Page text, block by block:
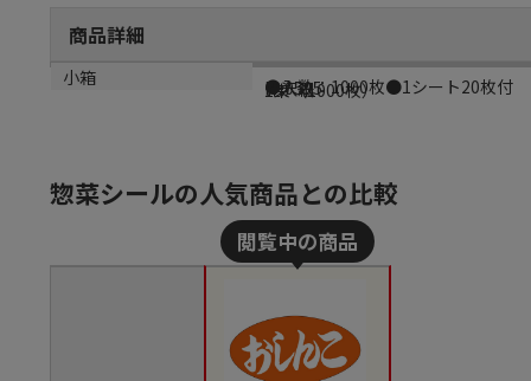
商品詳細
商品説明
●入数：1000枚●1シート20枚付
メーカー品番
M-0595
材質
光沢紙
小箱
1束（1000枚）
惣菜シールの人気商品との比較